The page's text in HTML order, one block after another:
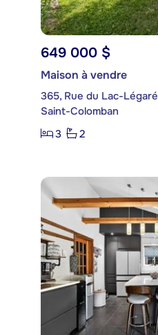
649 000 $
Maison à vendre
365, Rue du Lac-Légaré
Saint-Colomban
3
2